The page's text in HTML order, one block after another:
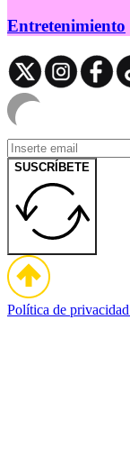
Entretenimiento
SUSCRÍBETE
Política de privacidad